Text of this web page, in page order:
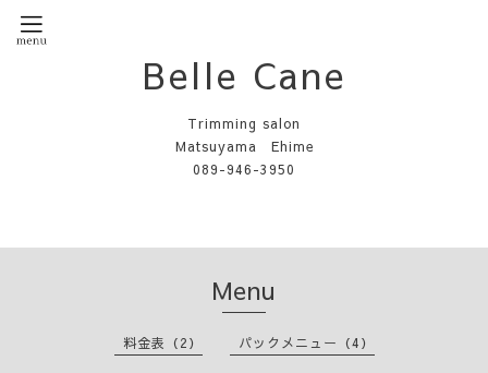
Belle Cane
Trimming salon
Matsuyama Ehime
089-946-3950
Menu
料金表（2） パックメニュー（4）